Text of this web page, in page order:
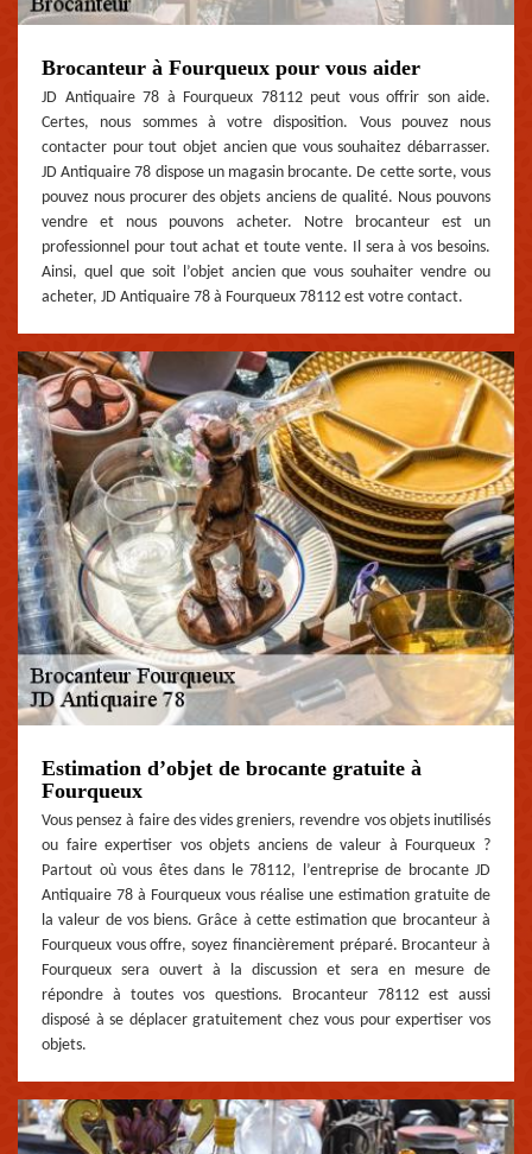
Brocanteur à Fourqueux pour vous aider
JD Antiquaire 78 à Fourqueux 78112 peut vous offrir son aide.
Certes, nous sommes à votre disposition. Vous pouvez nous
contacter pour tout objet ancien que vous souhaitez débarrasser.
JD Antiquaire 78 dispose un magasin brocante. De cette sorte, vous
pouvez nous procurer des objets anciens de qualité. Nous pouvons
vendre et nous pouvons acheter. Notre brocanteur est un
professionnel pour tout achat et toute vente. Il sera à vos besoins.
Ainsi, quel que soit l’objet ancien que vous souhaiter vendre ou
acheter, JD Antiquaire 78 à Fourqueux 78112 est votre contact.
Estimation d’objet de brocante gratuite à
Fourqueux
Vous pensez à faire des vides greniers, revendre vos objets inutilisés
ou faire expertiser vos objets anciens de valeur à Fourqueux ?
Partout où vous êtes dans le 78112, l’entreprise de brocante JD
Antiquaire 78 à Fourqueux vous réalise une estimation gratuite de
la valeur de vos biens. Grâce à cette estimation que brocanteur à
Fourqueux vous offre, soyez financièrement préparé. Brocanteur à
Fourqueux sera ouvert à la discussion et sera en mesure de
répondre à toutes vos questions. Brocanteur 78112 est aussi
disposé à se déplacer gratuitement chez vous pour expertiser vos
objets.